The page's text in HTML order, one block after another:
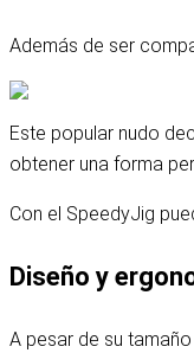
Además de ser
Este popular nudo
obtener una forma
Con el SpeedyJig
Diseño y
A pesar de su